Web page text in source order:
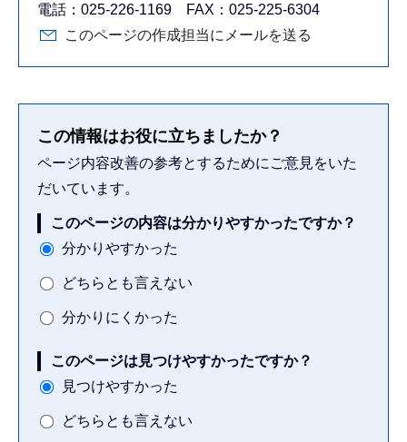
電話：025-226-1169 FAX：025-225-6304
このページの作成担当にメールを送る
この情報はお役に立ちましたか？
ページ内容改善の参考とするためにご意見をいた
だいています。
このページの内容は分かりやすかったですか？
分かりやすかった
どちらとも言えない
分かりにくかった
このページは見つけやすかったですか？
見つけやすかった
どちらとも言えない